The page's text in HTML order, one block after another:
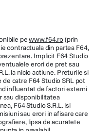
imagini din mana, cu
de pe α7C II, senzori
optimizati, ce corecteaza
Obiectivele compatibile
si obiectiv pentru
18 cadre,
COMPENSARE
intre treptele
BLIT
a de la Sony
pewww.f64.ro(prin
contractuala din partea F64,
Implicit F64 Studio
erori de pret sau
la nicio actiune. Preturile si
catre F64 Studio SRL pot
influentat de factori externi
sau disponibilitatea
F64 Studio S.R.L. isi
sau erori in afisare care
lipsa de acuratete